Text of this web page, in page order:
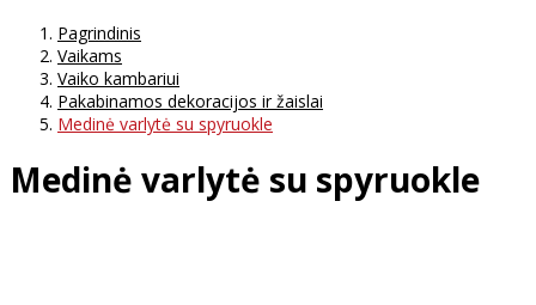
Pagrindinis
Vaikams
Vaiko kambariui
Pakabinamos dekoracijos ir žaislai
Medinė varlytė su spyruokle
Medinė varlytė su spyruokle